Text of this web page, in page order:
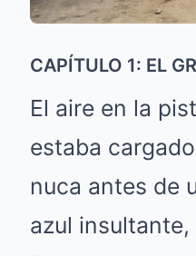
CAPÍTULO 1: EL
El aire en la
estaba
nuca antes de
azul